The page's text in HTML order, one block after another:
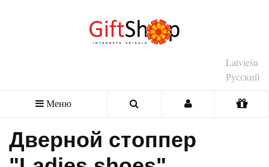
Latviešu
Русский
Меню
Дверной стоппер